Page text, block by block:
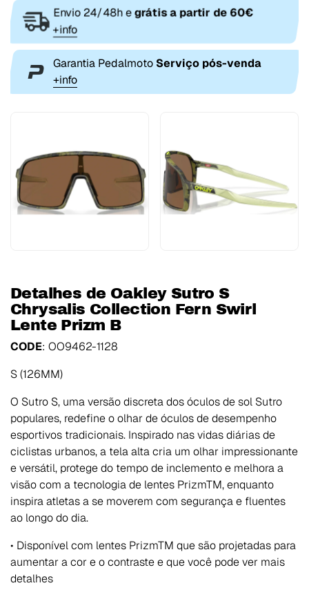
Envio 24/48h egrátis a partir de 60€
+info
Garantia Pedalmoto Serviço pós-venda
+info
Detalhes de Oakley Sutro S
Chrysalis Collection Fern Swirl
Lente Prizm B
CODE: OO9462-1128
S (126MM)
O Sutro S, uma versão discreta dos óculos de sol Sutro
populares, redefine o olhar de óculos de desempenho
esportivos tradicionais. Inspirado nas vidas diárias de
ciclistas urbanos, a tela alta cria um olhar impressionante
e versátil, protege do tempo de inclemento e melhora a
visão com a tecnologia de lentes PrizmTM, enquanto
inspira atletas a se moverem com segurança e fluentes
ao longo do dia.
• Disponível com lentes PrizmTM que são projetadas para
aumentar a cor e o contraste e que você pode ver mais
detalhes